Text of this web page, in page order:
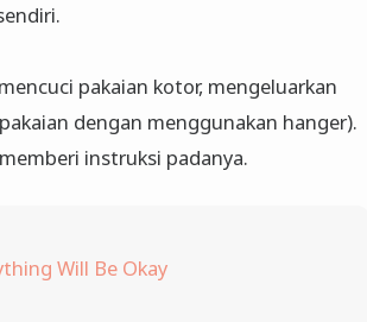
pakaian kotor, mengeluarkan
dengan menggunakan hanger).
instruksi padanya.
Will Be Okay